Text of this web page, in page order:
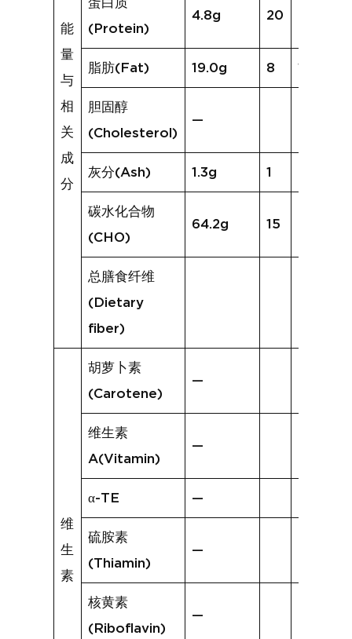
能
量
与
相
关
成
分
蛋白质
(Protein)
4.8g 20
脂肪(Fat) 19.0g 8 14.6g
胆固醇
(Cholesterol)
—
灰分(Ash) 1.3g 1
碳水化合物
(CHO)
64.2g 15
总膳食纤维
(Dietary
fiber)
维
生
素
胡萝卜素
(Carotene)
—
维生素
A(Vitamin)
—
α-TE —
硫胺素
(Thiamin)
—
核黄素
(Riboflavin)
—